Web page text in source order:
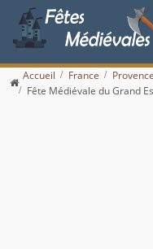
Accueil France
Fête Médiévale du Grand